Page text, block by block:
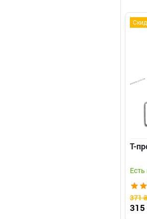
Т-
371
315